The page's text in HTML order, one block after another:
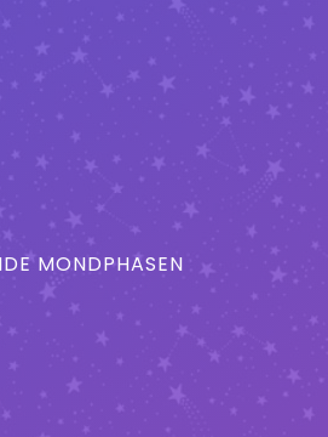
MONDPHASEN